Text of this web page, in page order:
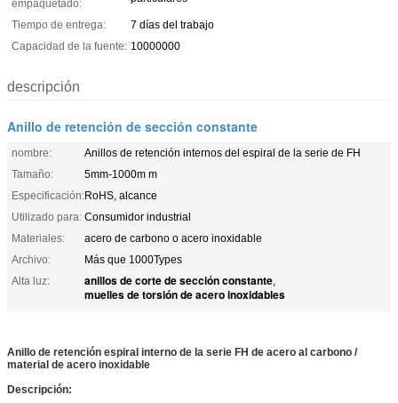
empaquetado:
Tiempo de entrega:
7 días del trabajo
Capacidad de la fuente: 10000000
descripción
Anillo de retención de sección constante
nombre:
Anillos de retención internos del espiral de la serie de FH
Tamaño:
5mm-1000m m
Especificación:RoHS, alcance
Utilizado para: Consumidor industrial
Materiales:
acero de carbono o acero inoxidable
Archivo:
Más que 1000Types
Alta luz:
anillos de corte de sección constante,
muelles de torsión de acero inoxidables
Anillo de retención espiral interno de la serie FH de acero al carbono /
material de acero inoxidable
Descripción: